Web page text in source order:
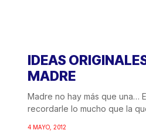
IDEAS
MADRE
Madre no hay más que una…
recordarle lo mucho que la
4 MAYO, 2012